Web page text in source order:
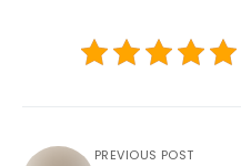
PREVIOUS POST